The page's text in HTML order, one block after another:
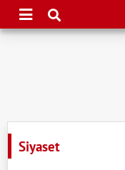
Siyaset